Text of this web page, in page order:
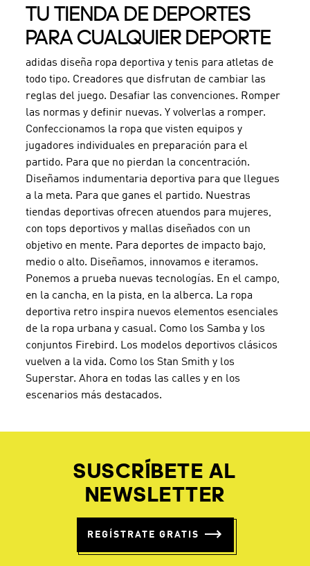
TU TIENDA DE DEPORTES
PARA CUALQUIER DEPORTE
adidas diseña ropa deportiva y tenis para atletas de
todo tipo. Creadores que disfrutan de cambiar las
reglas del juego. Desafiar las convenciones. Romper
las normas y definir nuevas. Y volverlas a romper.
Confeccionamos la ropa que visten equipos y
jugadores individuales en preparación para el
partido. Para que no pierdan la concentración.
Diseñamos indumentaria deportiva para que llegues
a la meta. Para que ganes el partido. Nuestras
tiendas deportivas ofrecen atuendos para mujeres,
con tops deportivos y mallas diseñados con un
objetivo en mente. Para deportes de impacto bajo,
medio o alto. Diseñamos, innovamos e iteramos.
Ponemos a prueba nuevas tecnologías. En el campo,
en la cancha, en la pista, en la alberca. La ropa
deportiva retro inspira nuevos elementos esenciales
de la ropa urbana y casual. Como los Samba y los
conjuntos Firebird. Los modelos deportivos clásicos
vuelven a la vida. Como los Stan Smith y los
Superstar. Ahora en todas las calles y en los
escenarios más destacados.
SUSCRÍBETE AL
NEWSLETTER
REGÍSTRATE GRATIS